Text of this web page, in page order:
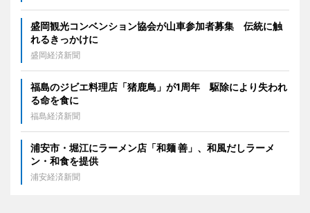
盛岡観光コンベンション協会が山車参加者募集 伝統に触
れるきっかけに
盛岡経済新聞
福島のジビエ料理店「猪鹿鳥」が1周年 駆除により失われ
る命を食に
福島経済新聞
浦安市・堀江にラーメン店「和麺 善」、和風だしラーメ
ン・和食を提供
浦安経済新聞